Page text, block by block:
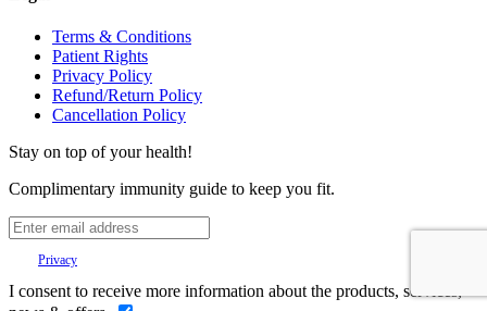
Terms & Conditions
Patient Rights
Privacy Policy
Refund/Return Policy
Cancellation Policy
Stay on top of your health!
Complimentary immunity guide to keep you fit.
Privacy
I consent to receive more information about the products, services,